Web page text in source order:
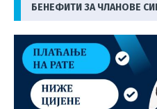
БЕНЕФИТИ ЗА ЧЛАНОВЕ